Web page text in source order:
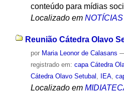
conteúdo para mídias
Localizado em NOTÍCIAS
Reunião Cátedra Olavo
por Maria Leonor de Calasans
registrado em: capa Cátedra
Cátedra Olavo Setubal , IEA,
Localizado em